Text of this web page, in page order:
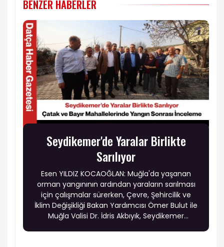
BENZER HABERLER
Seydikemer'de Yaralar Birlikte
Sarılıyor
Esen YILDIZ KOCAOĞLAN: Muğla'da yaşanan
orman yangınının ardından yaraların sarılması
için çalışmalar sürerken, Çevre, Şehircilik ve
İklim Değişikliği Bakan Yardımcısı Ömer Bulut ile
Muğla Valisi Dr. İdris Akbıyık, Seydikemer